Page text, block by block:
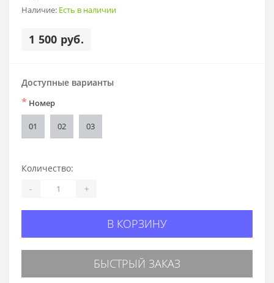
Наличие: Есть в наличии
1 500 руб.
Доступные варианты
* Номер
01 02 03
Количество:
- +
В КОРЗИНУ
БЫСТРЫЙ ЗАКАЗ